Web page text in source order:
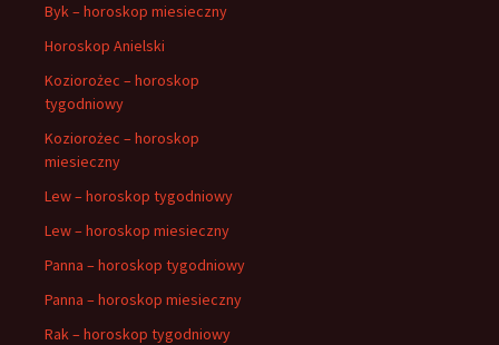
Byk – horoskop miesieczny
Horoskop Anielski
Koziorożec – horoskop
tygodniowy
Koziorożec – horoskop
miesieczny
Lew – horoskop tygodniowy
Lew – horoskop miesieczny
Panna – horoskop tygodniowy
Panna – horoskop miesieczny
Rak – horoskop tygodniowy